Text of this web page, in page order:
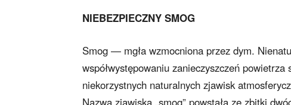
NIEBEZPIECZNY SMOG
Smog — mgła wzmocniona przez dym.
współwystępowaniu zanieczyszczeń
niekorzystnych naturalnych zjawisk
Nazwa zjawiska „smog” powstała ze zbitki